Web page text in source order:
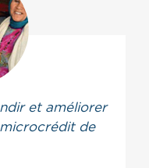
et améliorer
de